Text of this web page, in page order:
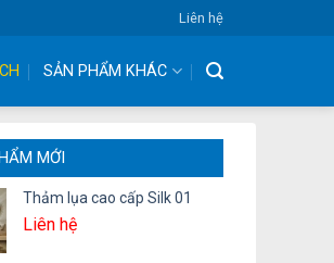
Liên hệ
SẢN PHẨM KHÁC
MỚI
Thảm lụa cao cấp Silk 01
Liên hệ